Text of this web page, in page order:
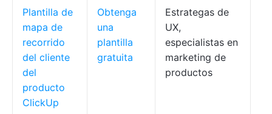
Plantilla de
mapa de
recorrido
del cliente
del
producto
ClickUp
Obtenga
una
plantilla
gratuita
Estrategas de
UX,
especialistas en
marketing de
productos